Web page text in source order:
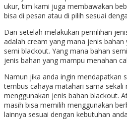
ukur, tim kami juga membawakan
bisa di pesan atau di pilih sesuai
Dan setelah melakukan pemilihan
adalah cream yang mana jenis bahan
semi blackout. Yang mana bahan
jenis bahan yang mampu menahan
Namun jika anda ingin mendapatkan
tembus cahaya matahari sama sekali
menggunakan jenis bahan blackout.
masih bisa memilih menggunakan
lainnya sesuai dengan kebutuhan